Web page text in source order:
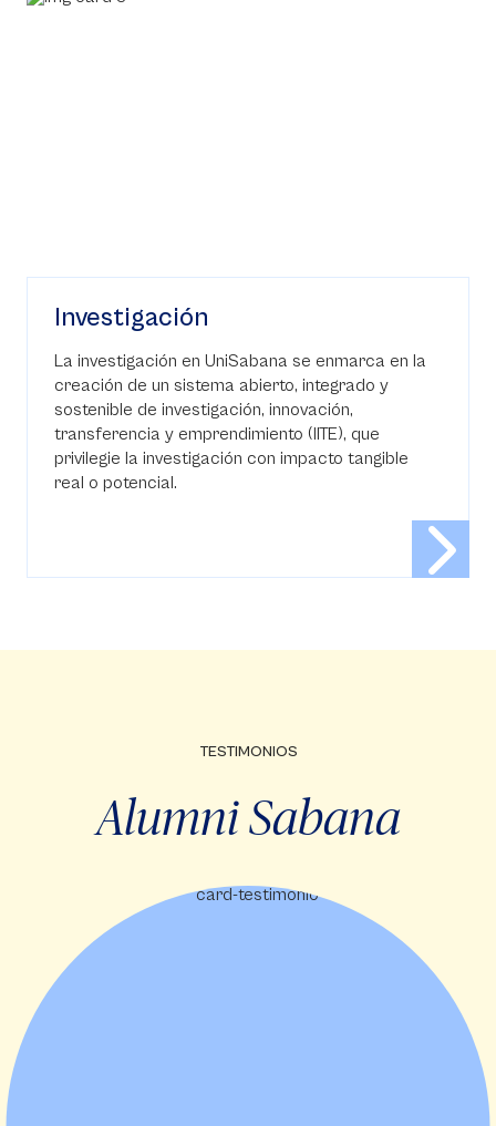
Investigación
La investigación en UniSabana se enmarca en la
creación de un sistema abierto, integrado y
sostenible de investigación, innovación,
transferencia y emprendimiento (IITE), que
privilegie la investigación con impacto tangible
real o potencial.
TESTIMONIOS
Alumni Sabana